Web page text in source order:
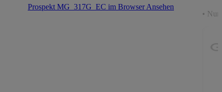
Prospekt MG_317G_EC im BrowserAnsehen
• Nur